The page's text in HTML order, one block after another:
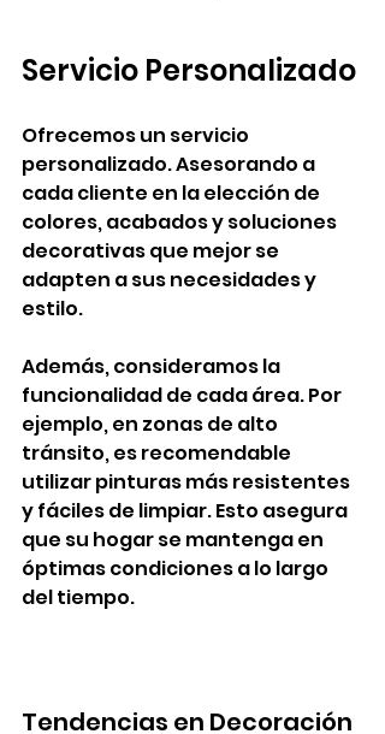
Servicio Personalizado
Ofrecemos un servicio
personalizado. Asesorando a
cada cliente en la elección de
colores, acabados y soluciones
decorativas que mejor se
adapten a sus necesidades y
estilo.
Además, consideramos la
funcionalidad de cada área. Por
ejemplo, en zonas de alto
tránsito, es recomendable
utilizar pinturas más resistentes
y fáciles de limpiar. Esto asegura
que su hogar se mantenga en
óptimas condiciones a lo largo
del tiempo.
Tendencias en Decoración